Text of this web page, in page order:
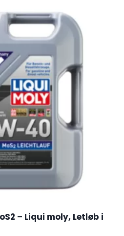
– Liqui moly, Letløb i